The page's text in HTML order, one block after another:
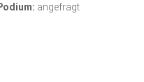
angefragt